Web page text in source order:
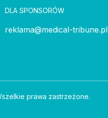
DLA SPONSORÓW
reklama@medical-tribune.pl
prawa zastrzeżone.